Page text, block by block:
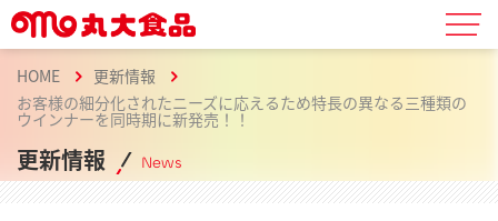
HOME
更新情報
お客様の細分化されたニーズに応えるため特長の異なる三種類の
ウインナーを同時期に新発売！！
更新情報 News